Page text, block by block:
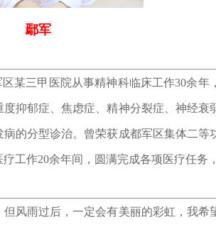
鄢军
三甲医院从事精神科临床工作30余年
抑郁症、焦虑症、精神分裂症、神经衰
的分型诊治。曾荣获成都军区集体二等
工作20余年间，圆满完成各项医疗任务
雨过后，一定会有美丽的彩虹，我希